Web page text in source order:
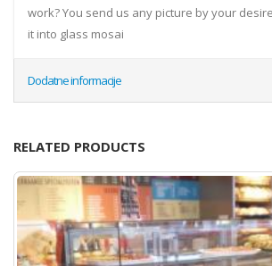
work? You send us any picture by your
it into glass mosai
Dodatne informacije
RELATED PRODUCTS